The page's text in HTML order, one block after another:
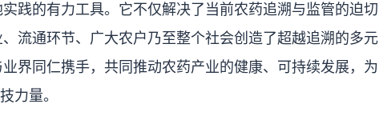
践的有力工具。它不仅解决了当前农药追溯与监管的迫切
流通环节、广大农户乃至整个社会创造了超越追溯的多元
界同仁携手，共同推动农药产业的健康、可持续发展，为
力量。